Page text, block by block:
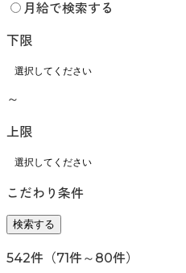
月給で検索する
下限
～
上限
こだわり条件
検索する
542件（71件～ 80件）